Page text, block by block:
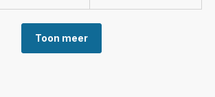
Toon meer